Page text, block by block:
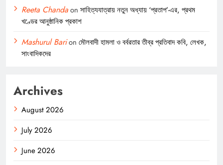
Reeta Chandaon সাহিত্যযাত্রায় নতুন অধ্যায় ‘প্রতাপ’-এর, প্রথম
খণ্ডের আনুষ্ঠানিক প্রকাশ
Mashurul Barion মৌলবাদী হামলা ও বর্বরতার তীব্র প্রতিবাদ কবি, লেখক,
সাংবাদিকদের
Archives
August 2026
July 2026
June 2026